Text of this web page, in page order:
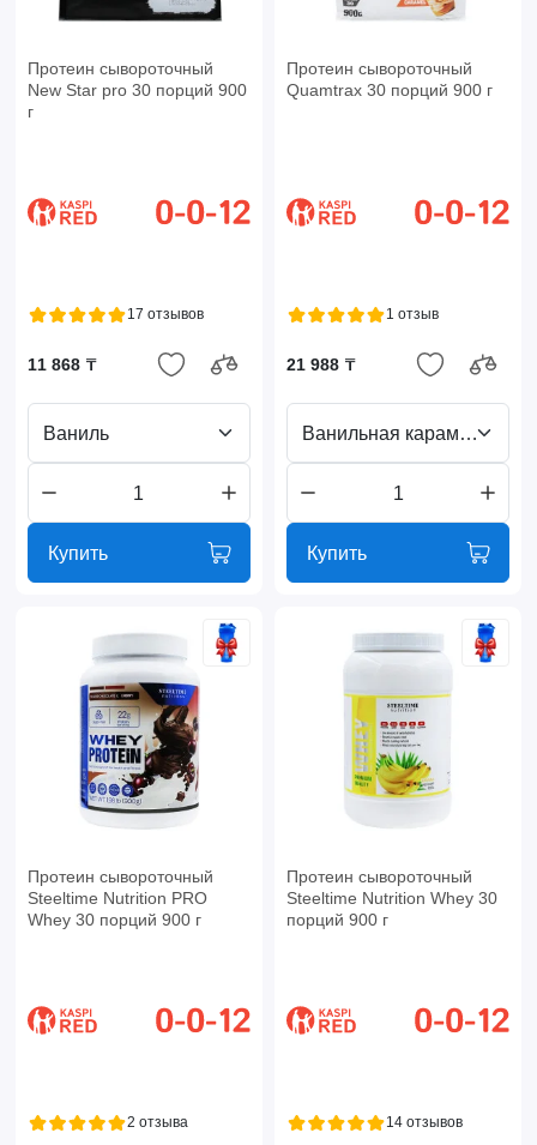
Протеин сывороточный
New Star pro 30 порций 900
г
17 отзывов
11 868 ₸
Ваниль
Купить
Протеин сывороточный
Quamtrax 30 порций 900 г
1 отзыв
21 988 ₸
Ванильная карамель
Купить
Протеин сывороточный
Steeltime Nutrition PRO
Whey 30 порций 900 г
2 отзыва
Протеин сывороточный
Steeltime Nutrition Whey 30
порций 900 г
14 отзывов